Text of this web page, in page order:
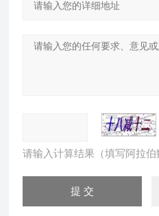
请输入计算结果（填写阿拉